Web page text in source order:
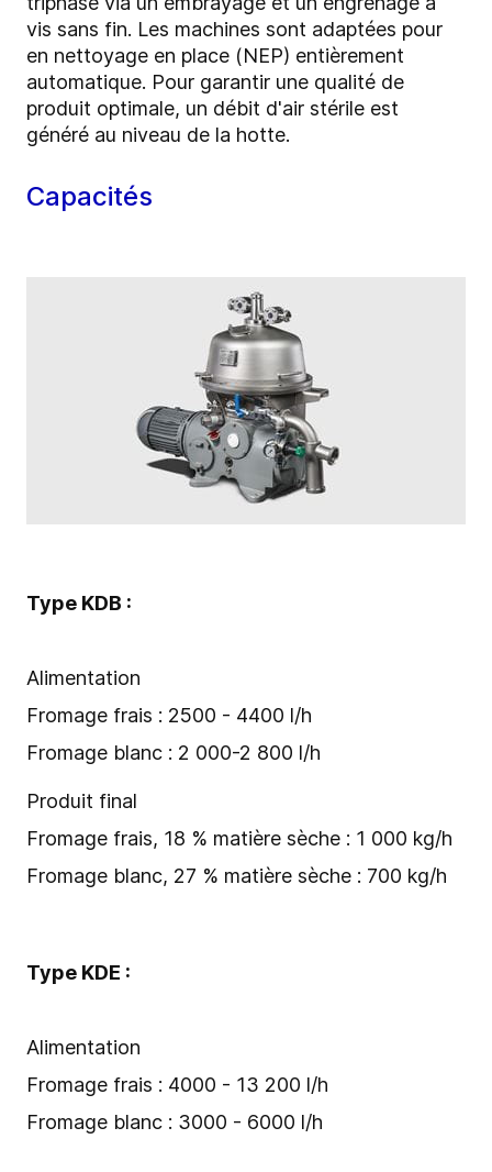
vis sans fin. Les machines sont adaptées pour
en nettoyage en place (NEP) entièrement
automatique. Pour garantir une qualité de
produit optimale, un débit d'air stérile est
généré au niveau de la hotte.
Capacités
Type KDB :
Alimentation
Fromage frais : 2500 - 4400 l/h
Fromage blanc : 2 000-2 800 l/h
Produit final
Fromage frais, 18 % matière sèche : 1 000 kg/h
Fromage blanc, 27 % matière sèche : 700 kg/h
Type KDE :
Alimentation
Fromage frais : 4000 - 13 200 l/h
Fromage blanc : 3000 - 6000 l/h